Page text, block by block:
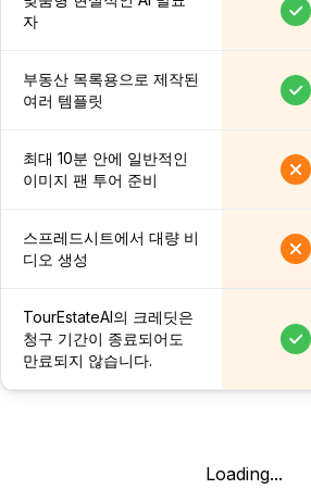
자
부동산 목록용으로 제작된
여러 템플릿
최대 10분 안에 일반적인
이미지 팬 투어 준비
스프레드시트에서 대량 비
디오 생성
TourEstateAI의 크레딧은
청구 기간이 종료되어도
만료되지 않습니다.
Loading...